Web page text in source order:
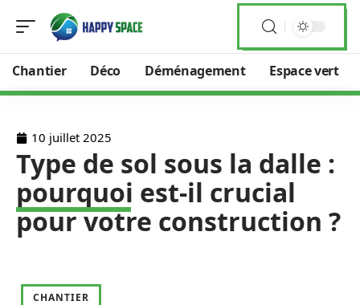
Chantier Déco Déménagement Espace vert
10 juillet 2025
Type de sol sous la dalle :
pourquoi est-il crucial
pour votre construction ?
CHANTIER